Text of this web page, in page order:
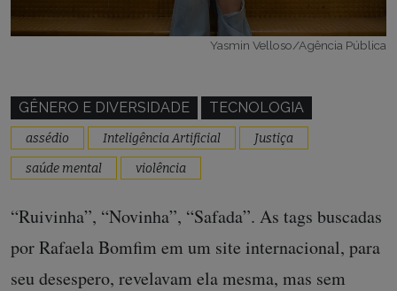
Yasmin Velloso/Agência Pública
GÊNERO E DIVERSIDADE TECNOLOGIA
assédio Inteligência Artificial
Justiça
saúde mental
violência
“Ruivinha”, “Novinha”, “Safada”. As tags buscadas
por Rafaela Bomfim em um site internacional, para
seu desespero, revelavam ela mesma, mas sem